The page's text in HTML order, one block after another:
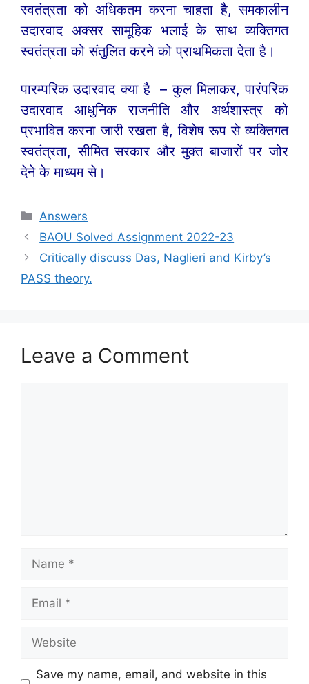
स्वतंत्रता को अधिकतम करना चाहता है, समकालीन
उदारवाद अक्सर सामूहिक भलाई के साथ व्यक्तिगत
स्वतंत्रता को संतुलित करने को प्राथमिकता देता है।
पारम्परिक उदारवाद क्या है – कुल मिलाकर, पारंपरिक
उदारवाद आधुनिक राजनीति और अर्थशास्त्र को
प्रभावित करना जारी रखता है, विशेष रूप से व्यक्तिगत
स्वतंत्रता, सीमित सरकार और मुक्त बाजारों पर जोर
देने के माध्यम से।
Categories
Answers
BAOU Solved Assignment 2022-23
Critically discuss Das, Naglieri and Kirby’s
PASS theory.
Leave a Comment
Name
Email
Website
Save my name, email, and website in this